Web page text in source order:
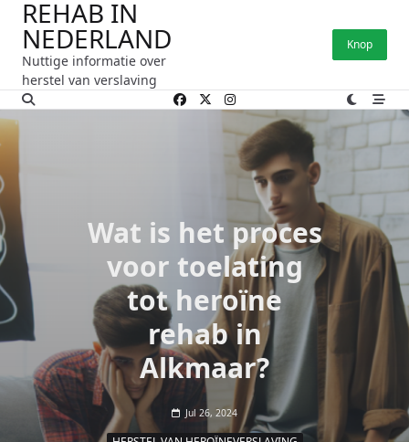
naar
inhoud
REHAB IN
NEDERLAND
Nuttige informatie over
herstel van verslaving
Knop
Wat is het proces
voor toelating
tot heroïne
rehab in
Alkmaar?
Jul 26, 2024